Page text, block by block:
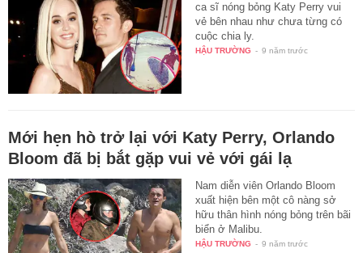
ca sĩ nóng bỏng Katy Perry vui
vẻ bên nhau như chưa từng có
cuộc chia ly.
HẬU TRƯỜNG - 9 năm trước
Mới hẹn hò trở lại với Katy Perry, Orlando
Bloom đã bị bắt gặp vui vẻ với gái lạ
Nam diễn viên Orlando Bloom
xuất hiện bên một cô nàng sở
hữu thân hình nóng bỏng trên bãi
biển ở Malibu.
HẬU TRƯỜNG - 9 năm trước